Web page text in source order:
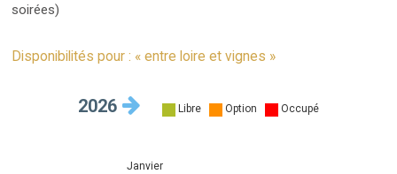
soirées)
Disponibilités pour : « entre loire et vignes »
2026 Libre Option Occupé
Janvier